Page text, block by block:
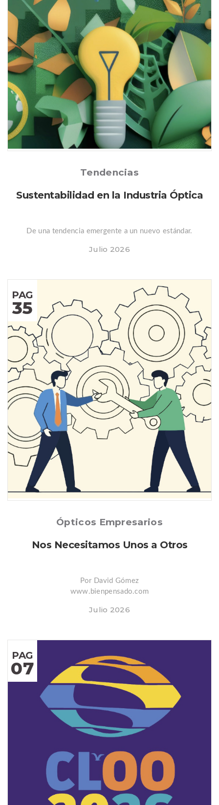
Posted
Tendencias
Sustentabilidad en la Industria Óptica
De una tendencia emergente a un nuevo estándar.
Julio 2026
PAG
35
Posted
Ópticos Empresarios
Nos Necesitamos Unos a Otros
Por David Gómez
www.bienpensado.com
Julio 2026
PAG
07